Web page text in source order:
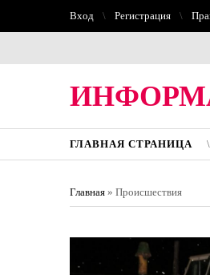
Вход Регистрация
ГЛАВНАЯ СТРАНИЦА
Главная » Происшествия